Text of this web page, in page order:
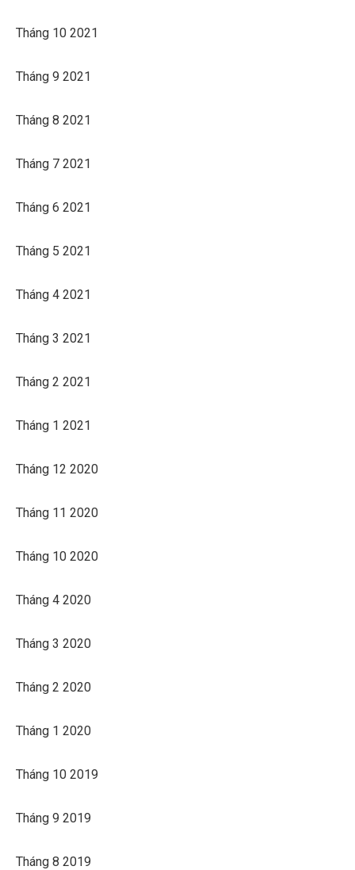
Tháng 10 2021
Tháng 9 2021
Tháng 8 2021
Tháng 7 2021
Tháng 6 2021
Tháng 5 2021
Tháng 4 2021
Tháng 3 2021
Tháng 2 2021
Tháng 1 2021
Tháng 12 2020
Tháng 11 2020
Tháng 10 2020
Tháng 4 2020
Tháng 3 2020
Tháng 2 2020
Tháng 1 2020
Tháng 10 2019
Tháng 9 2019
Tháng 8 2019